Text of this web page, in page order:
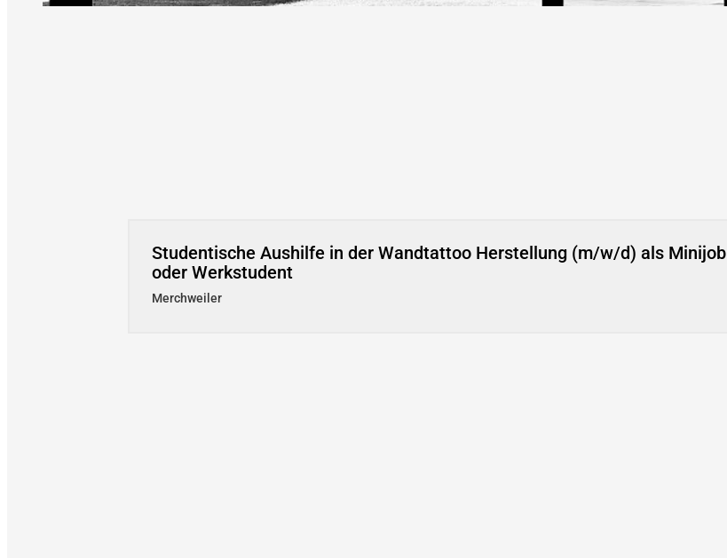
Studentische Aushilfe in der Wandtattoo Herstellung (m/w/d) als Minijob
oder Werkstudent
Merchweiler